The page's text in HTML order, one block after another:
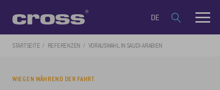
DE
STARTSEITE REFERENZEN VORAUSWAHL IN SAUDI-ARABIEN
WIEGEN WÄHREND DER FAHRT